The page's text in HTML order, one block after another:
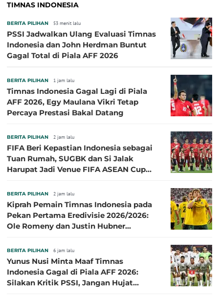
TIMNAS INDONESIA
BERITA PILIHAN 53 menit lalu
PSSI Jadwalkan Ulang Evaluasi Timnas
Indonesia dan John Herdman Buntut
Gagal Total di Piala AFF 2026
BERITA PILIHAN 1 jam lalu
Timnas Indonesia Gagal Lagi di Piala
AFF 2026, Egy Maulana Vikri Tetap
Percaya Prestasi Bakal Datang
BERITA PILIHAN 2 jam lalu
FIFA Beri Kepastian Indonesia sebagai
Tuan Rumah, SUGBK dan Si Jalak
Harupat Jadi Venue FIFA ASEAN Cup
BERITA PILIHAN 2 jam lalu
Kiprah Pemain Timnas Indonesia pada
Pekan Pertama Eredivisie 2026/2026:
Ole Romeny dan Justin Hubner
BERITA PILIHAN 6 jam lalu
Yunus Nusi Minta Maaf Timnas
Indonesia Gagal di Piala AFF 2026:
Silakan Kritik PSSI, Jangan Hujat